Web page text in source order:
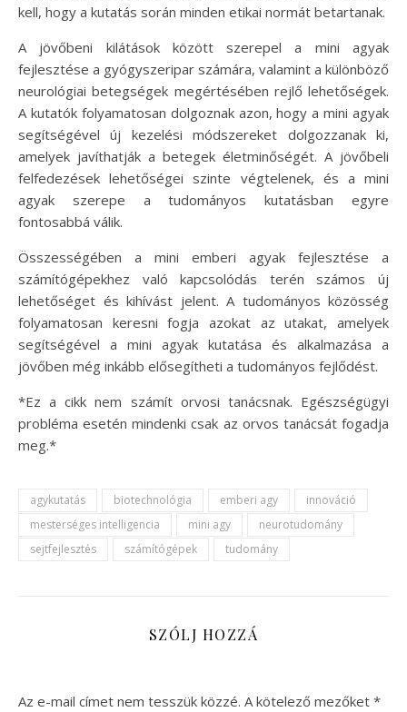
kell, hogy a kutatás során minden etikai normát betartanak.
A jövőbeni kilátások között szerepel a mini agyak
fejlesztése a gyógyszeripar számára, valamint a különböző
neurológiai betegségek megértésében rejlő lehetőségek.
A kutatók folyamatosan dolgoznak azon, hogy a mini agyak
segítségével új kezelési módszereket dolgozzanak ki,
amelyek javíthatják a betegek életminőségét. A jövőbeli
felfedezések lehetőségei szinte végtelenek, és a mini
agyak szerepe a tudományos kutatásban egyre
fontosabbá válik.
Összességében a mini emberi agyak fejlesztése a
számítógépekhez való kapcsolódás terén számos új
lehetőséget és kihívást jelent. A tudományos közösség
folyamatosan keresni fogja azokat az utakat, amelyek
segítségével a mini agyak kutatása és alkalmazása a
jövőben még inkább elősegítheti a tudományos fejlődést.
*Ez a cikk nem számít orvosi tanácsnak. Egészségügyi
probléma esetén mindenki csak az orvos tanácsát fogadja
meg.*
agykutatás biotechnológia emberi agy
innováció
mesterséges intelligencia
mini agy
neurotudomány
sejtfejlesztés
számítógépek tudomány
SZÓLJ HOZZÁ
Az e-mail címet nem tesszük közzé. A kötelező mezőket *